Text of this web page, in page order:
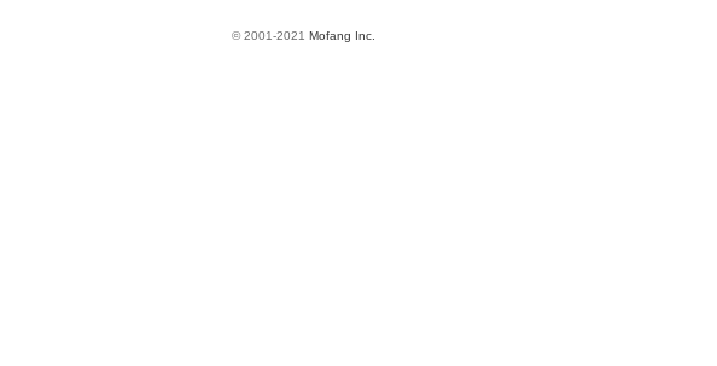
© 2001-2021 Mofang Inc.